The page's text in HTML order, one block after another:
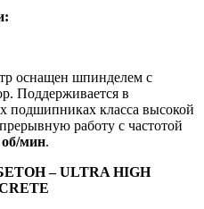
оснащен шпинделем с
Поддерживается в
подшипниках класса высокой
работу с частотой
об/мин.
– ULTRA HIGH